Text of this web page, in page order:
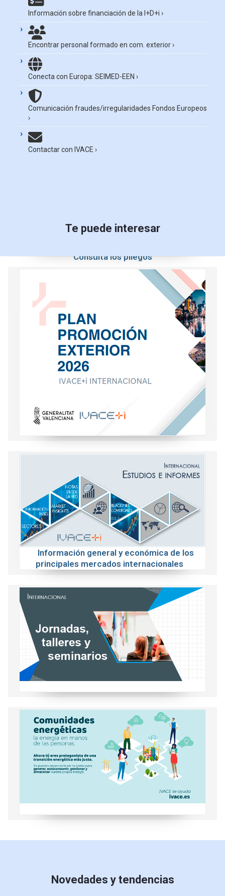
Información sobre financiación de la I+D+i ›
Encontrar personal formado en com. exterior›
Conecta con Europa: SEIMED-EEN ›
Comunicación fraudes/irregularidades Fondos Europeos
›
Contactar con IVACE ›
Te puede interesar
Consulta los pliegos
Información general y económica de los
principales mercados internacionales
Actividades sobre temáticas relacionadas
con la internacionalización
Conoce las comunidades energéticas
Novedades y tendencias